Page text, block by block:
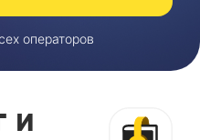
операторов
и